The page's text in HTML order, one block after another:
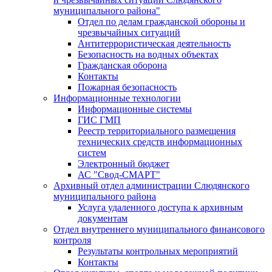
муниципального района"
Отдел по делам гражданской обороны и
чрезвычайных ситуаций
Антитеррористическая деятельность
Безопасность на водных объектах
Гражданская оборона
Контакты
Пожарная безопасность
Информационные технологии
Информационные системы
ГИС ГМП
Реестр территориального размещения
технических средств информационных
систем
Электронный бюджет
АС "Свод-СМАРТ"
Архивный отдел администрации Слюдянского
муниципального района
Услуга удаленного доступа к архивным
документам
Отдел внутреннего муниципального финансового
контроля
Результаты контрольных мероприятий
Контакты